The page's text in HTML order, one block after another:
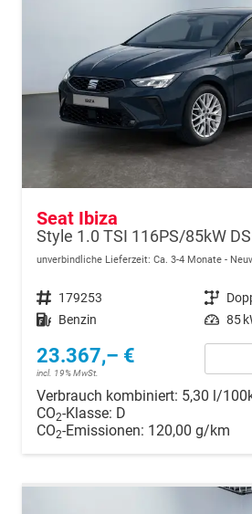
Seat Ibiza
unverbindliche Lieferzeit: Ca. 3-4 Monate
Fahrzeugnr. 179253 Getriebe
Kraftstoff Benzin Leistung 85
23.367,– €
incl. 19% MwSt.
Verbrauch kombiniert: 5,30 l/
CO2-Klasse: D
CO2-Emissionen: 120,00 g/km